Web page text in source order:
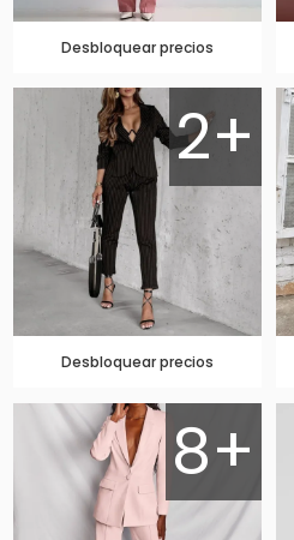
Desbloquear precios
2+
Desbloquear precios
8+